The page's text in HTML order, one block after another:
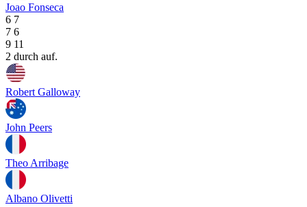
Joao Fonseca
6 7
7 6
9 11
2 durch auf.
Robert Galloway
John Peers
Theo Arribage
Albano Olivetti